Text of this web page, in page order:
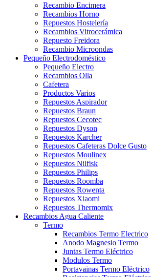
Recambio Encimera
Recambios Horno
Repuestos Hostelería
Recambios Vitrocerámica
Repuesto Freidora
Recambio Microondas
Pequeño Electrodoméstico
Pequeño Electro
Recambios Olla
Cafetera
Productos Varios
Repuestos Aspirador
Repuestos Braun
Repuestos Cecotec
Repuestos Dyson
Repuestos Karcher
Repuestos Cafeteras Dolce Gusto
Repuestos Moulinex
Repuestos Nilfisk
Repuestos Philips
Repuestos Roomba
Repuestos Rowenta
Repuestos Xiaomi
Repuestos Thermomix
Recambios Agua Caliente
Termo
Recambios Termo Electrico
Anodo Magnesio Termo
Juntas Termo Eléctrico
Modulos Termo
Portavainas Termo Eléctrico